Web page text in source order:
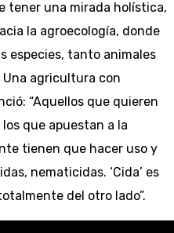
tener una mirada holística,
la agroecología, donde
especies, tanto animales
Una agricultura con
“Aquellos que quieren
que apuestan a la
tienen que hacer uso y
nematicidas. ‘Cida’ es
del otro lado”.